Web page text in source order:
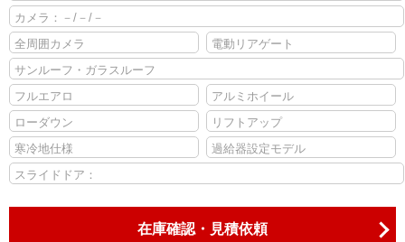
カメラ：－/－/－
全周囲カメラ
電動リアゲート
サンルーフ・ガラスルーフ
フルエアロ
アルミホイール
ローダウン
リフトアップ
寒冷地仕様
過給器設定モデル
スライドドア：
在庫確認・見積依頼